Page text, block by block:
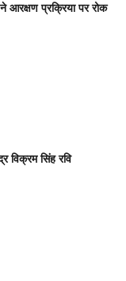
आरक्षण प्रक्रिया पर रोक
विक्रम सिंह रवि